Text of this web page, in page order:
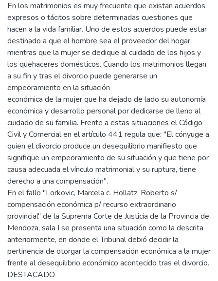
En los matrimonios es muy frecuente que existan acuerdos
expresos o tácitos sobre determinadas cuestiones que
hacen a la vida familiar. Uno de estos acuerdos puede estar
destinado a que el hombre sea el proveedor del hogar,
mientras que la mujer se dedique al cuidado de los hijos y
los quehaceres domésticos. Cuando los matrimonios llegan
a su fin y tras el divorcio puede generarse un
empeoramiento en la situación
económica de la mujer que ha dejado de lado su autonomía
económica y desarrollo personal por dedicarse de lleno al
cuidado de su familia. Frente a estas situaciones el Código
Civil y Comercial en el artículo 441 regula que: "El cónyuge a
quien el divorcio produce un desequilibrio manifiesto que
signifique un empeoramiento de su situación y que tiene por
causa adecuada el vínculo matrimonial y su ruptura, tiene
derecho a una compensación".
En el fallo "Lorkovic, Marcela c. Hollatz, Roberto s/
compensación económica p/ recurso extraordinario
provincial" de la Suprema Corte de Justicia de la Provincia de
Mendoza, sala I se presenta una situación como la descrita
anteriormente, en donde el Tribunal debió decidir la
pertinencia de otorgar la compensación económica a la mujer
frente al desequilibrio económico acontecido tras el divorcio.
DESTACADO